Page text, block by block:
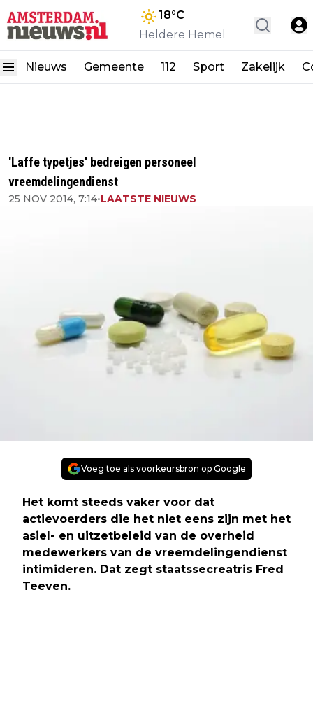
18°C
Heldere Hemel
Nieuws Gemeente 112 Sport Zakelijk
'Laffe typetjes' bedreigen personeel
vreemdelingendienst
25 NOV 2014, 7:14•LAATSTE NIEUWS
Voeg toe als voorkeursbron op Google
Het komt steeds vaker voor dat
actievoerders die het niet eens zijn met het
asiel- en uitzetbeleid van de overheid
medewerkers van de vreemdelingendienst
intimideren. Dat zegt staatssecreatris Fred
Teeven.